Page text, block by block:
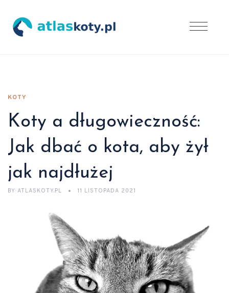
KOTY
Koty a długowieczność:
Jak dbać o kota, aby żył
jak najdłużej
BY ATLASKOTY.PL 11 LISTOPADA 2021